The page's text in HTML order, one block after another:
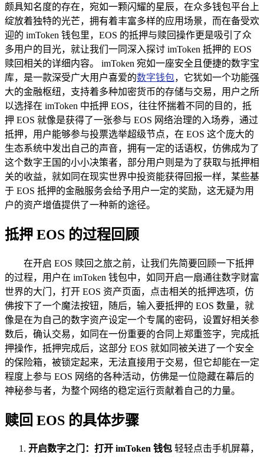
颇具知名度的存在，宛如一颗闪耀的星辰，在众多钱包平台上
绽放着独特的光芒，拥有着丰富多样的应用场景，而在备受欢
迎的 imToken 钱包里，EOS 的抵押与赎回操作更是吸引了众
多用户的目光，就让我们一同深入探讨 imToken 抵押的 EOS
赎回相关的详细内容。 imToken 宛如一座安全且便捷的数字宝
库，是一款深受广大用户喜爱的数字钱包，它犹如一个功能强
大的金融枢纽，支持着多种加密货币的存储与交易，用户之所
以选择在 imToken 中抵押 EOS，往往怀揣着不同的目的，抵
押 EOS 就像是获得了一张参与 EOS 网络治理的入场券，通过
抵押，用户能够参与投票选举超级节点，在 EOS 这个庞大的
生态系统中发出自己的声音，拥有一定的话语权，仿佛成为了
这个数字王国的小小决策者，部分用户则是为了获取与抵押相
关的收益，就如同在现实世界中投资能获得回报一样，某些基
于 EOS 抵押的金融服务会给予用户一定的奖励，这无疑为用
户的资产增值提供了一种新的途径。
抵押 EOS 的过程回顾
在开启 EOS 赎回之旅之前，让我们先简要回顾一下抵押
的过程，用户在 imToken 钱包中，如同开启一扇通往数字财富
世界的大门，打开 EOS 资产页面，点击相关的抵押选项，仿
佛按下了一个魔法按钮，随后，输入要抵押的 EOS 数量，就
像是在为自己的数字资产设定一个专属的密码，设置好相关参
数后，确认交易，如同在一份重要的合同上郑重签字，完成抵
押操作，抵押完成后，这部分 EOS 就如同被关进了一个安全
的保险箱，被锁定起来，无法直接用于交易，但它却能在一定
程度上参与 EOS 网络的各种活动，仿佛是一位隐藏在幕后的
神秘参与者，为整个网络的稳定运行贡献着自己的力量。
赎回 EOS 的具体步骤
开启数字之门：打开 imToken 钱包 轻轻点击手机屏幕，